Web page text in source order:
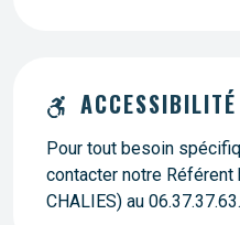
Pour tout besoin
contacter notre Référent
CHALIES) au